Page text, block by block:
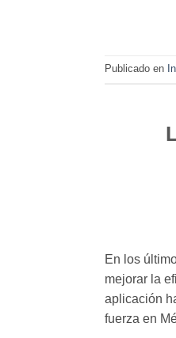
Publicado en
En los
mejorar la
aplicación
fuerza en